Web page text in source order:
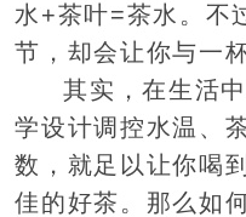
水+茶叶=茶水。不
节，却会让你与一
其实，在生活
学设计调控水温、
数，就足以让你喝
佳的好茶。那么如